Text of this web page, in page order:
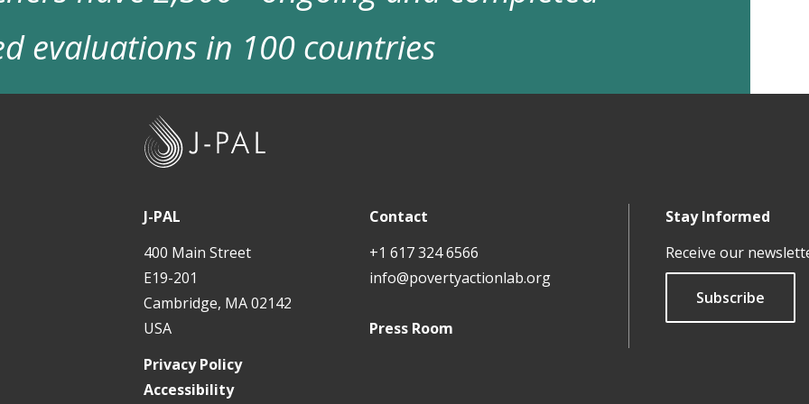
evaluations in 100 countries
J-PAL
400 Main Street
E19-201
Cambridge, MA 02142
USA
Contact
+1 617 324 6566
info@povertyactionlab.org
Press Room
Stay Informed
Receive our
Subscribe
Privacy Policy
Accessibility